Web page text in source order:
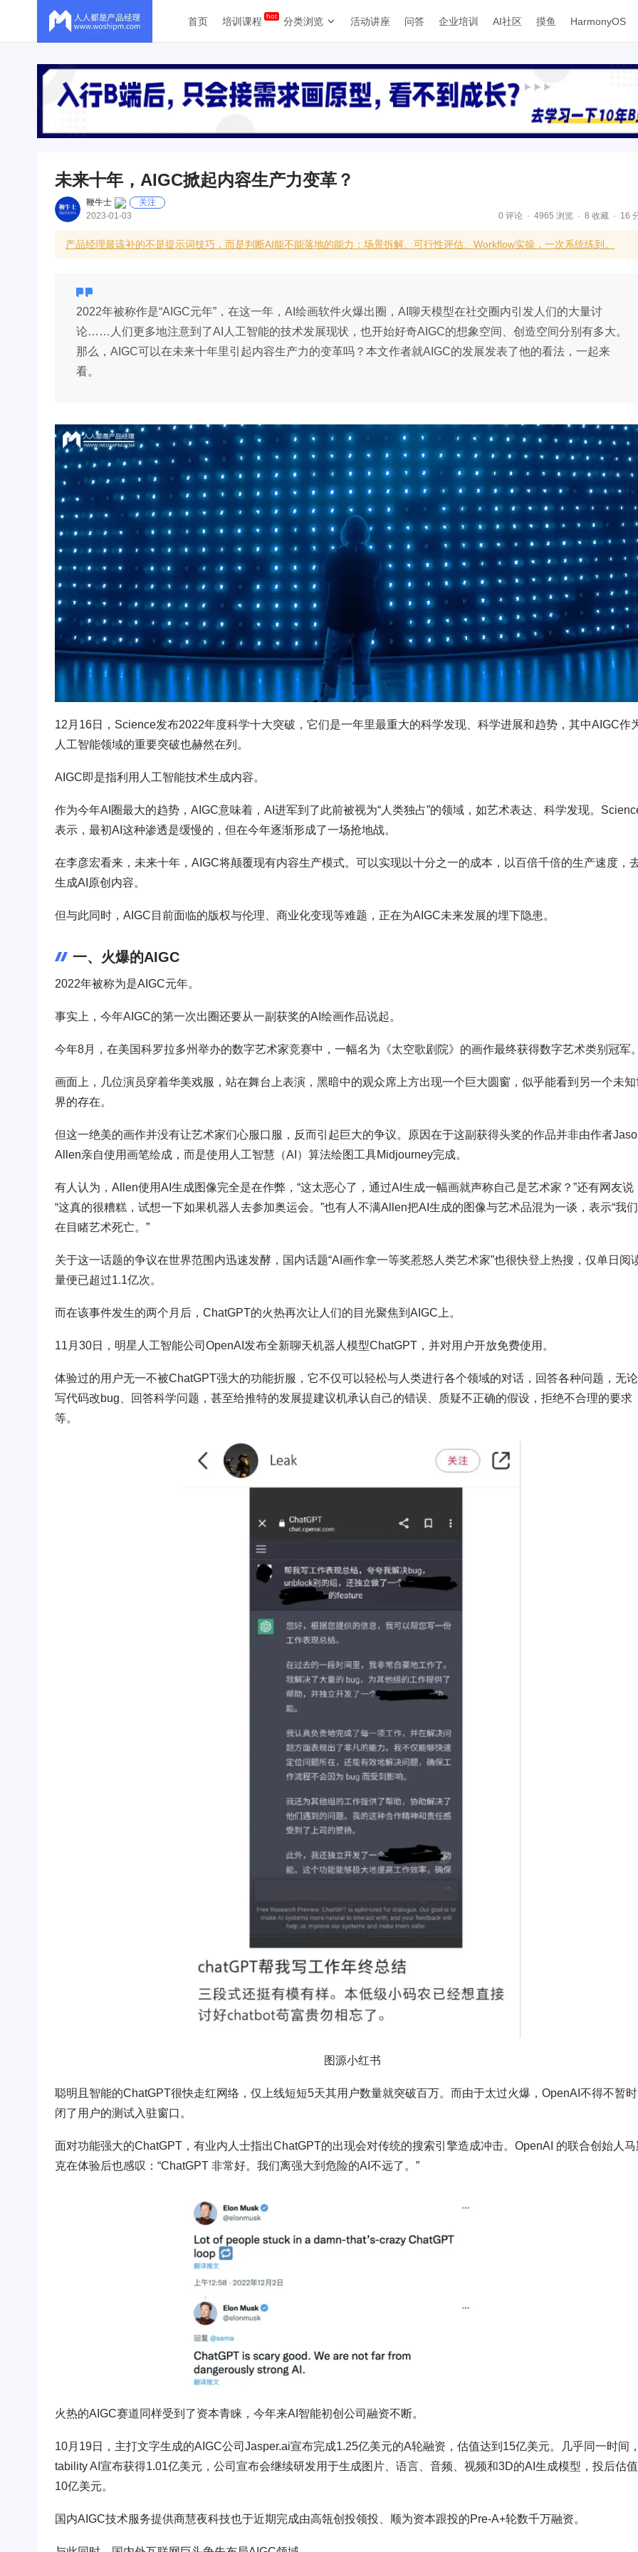
首页 培训课程 分类浏览 活动讲座 问答 企业培训 AI社区 摸鱼 HarmonyOS
未来十年，AIGC掀起内容生产力变革？
鞭牛士
关注
2023-01-03
0 评论 4965 浏览 8 收藏 16
产品经理最该补的不是提示词技巧，而是判断AI能不能落地的能力：场景拆解、可行性评估、Workflow实操，一次系统练到。
2022年被称作是“AIGC元年”，在这一年，AI绘画软件火爆出圈，AI聊天模型在社交圈内引发人们的大量讨
论……人们更多地注意到了AI人工智能的技术发展现状，也开始好奇AIGC的想象空间、创造空间分别有多大。
那么，AIGC可以在未来十年里引起内容生产力的变革吗？本文作者就AIGC的发展发表了他的看法，一起来
看。
12月16日，Science发布2022年度科学十大突破，它们是一年里最重大的科学发现、科学进展和趋势，其中AIGC作
人工智能领域的重要突破也赫然在列。
AIGC即是指利用人工智能技术生成内容。
作为今年AI圈最大的趋势，AIGC意味着，AI进军到了此前被视为“人类独占”的领域，如艺术表达、科学发现。
表示，最初AI这种渗透是缓慢的，但在今年逐渐形成了一场抢地战。
在李彦宏看来，未来十年，AIGC将颠覆现有内容生产模式。可以实现以十分之一的成本，以百倍千倍的生产速度，
生成AI原创内容。
但与此同时，AIGC目前面临的版权与伦理、商业化变现等难题，正在为AIGC未来发展的埋下隐患。
一、火爆的AIGC
2022年被称为是AIGC元年。
事实上，今年AIGC的第一次出圈还要从一副获奖的AI绘画作品说起。
今年8月，在美国科罗拉多州举办的数字艺术家竞赛中，一幅名为《太空歌剧院》的画作最终获得数字艺术类别冠军
画面上，几位演员穿着华美戏服，站在舞台上表演，黑暗中的观众席上方出现一个巨大圆窗，似乎能看到另一个未知
界的存在。
但这一绝美的画作并没有让艺术家们心服口服，反而引起巨大的争议。原因在于这副获得头奖的作品并非由作者
Allen亲自使用画笔绘成，而是使用人工智慧（AI）算法绘图工具Midjourney完成。
有人认为，Allen使用AI生成图像完全是在作弊，“这太恶心了，通过AI生成一幅画就声称自己是艺术家？”还有网友说
“这真的很糟糕，试想一下如果机器人去参加奥运会。”也有人不满Allen把AI生成的图像与艺术品混为一谈，表示“我
在目睹艺术死亡。”
关于这一话题的争议在世界范围内迅速发酵，国内话题“AI画作拿一等奖惹怒人类艺术家”也很快登上热搜，仅单日阅
量便已超过1.1亿次。
而在该事件发生的两个月后，ChatGPT的火热再次让人们的目光聚焦到AIGC上。
11月30日，明星人工智能公司OpenAI发布全新聊天机器人模型ChatGPT，并对用户开放免费使用。
体验过的用户无一不被ChatGPT强大的功能折服，它不仅可以轻松与人类进行各个领域的对话，回答各种问题，无
写代码改bug、回答科学问题，甚至给推特的发展提建议机承认自己的错误、质疑不正确的假设，拒绝不合理的要求
等。
图源小红书
聪明且智能的ChatGPT很快走红网络，仅上线短短5天其用户数量就突破百万。而由于太过火爆，OpenAI不得不暂
闭了用户的测试入驻窗口。
面对功能强大的ChatGPT，有业内人士指出ChatGPT的出现会对传统的搜索引擎造成冲击。OpenAI 的联合创始人马
克在体验后也感叹：“ChatGPT 非常好。我们离强大到危险的AI不远了。”
火热的AIGC赛道同样受到了资本青睐，今年来AI智能初创公司融资不断。
10月19日，主打文字生成的AIGC公司Jasper.ai宣布完成1.25亿美元的A轮融资，估值达到15亿美元。几乎同一时间
tability AI宣布获得1.01亿美元，公司宣布会继续研发用于生成图片、语言、音频、视频和3D的AI生成模型，投后估
10亿美元。
国内AIGC技术服务提供商慧夜科技也于近期完成由高瓴创投领投、顺为资本跟投的Pre-A+轮数千万融资。